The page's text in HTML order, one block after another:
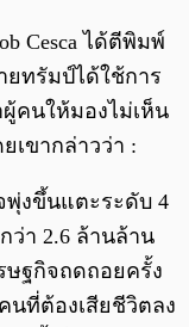
Cesca ได้ตีพิมพ์
ยทรัมป์ได้ใช้การ
คนให้มองไม่เห็น
เขากล่าวว่า :
พุ่งขึ้นแตะระดับ 4
า 2.6 ล้านล้าน
ษฐกิจถดถอยครั้ง
นที่ต้องเสียชีวิตลง